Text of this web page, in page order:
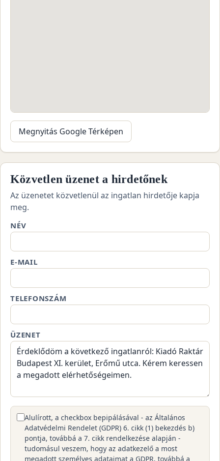
Megnyitás Google Térképen
Közvetlen üzenet a hirdetőnek
Az üzenetet közvetlenül az ingatlan hirdetője kapja
meg.
NÉV
E-MAIL
TELEFONSZÁM
ÜZENET
Alulírott, a checkbox bepipálásával - az Általános
Adatvédelmi Rendelet (GDPR) 6. cikk (1) bekezdés b)
pontja, továbbá a 7. cikk rendelkezése alapján -
tudomásul veszem, hogy az adatkezelő a most
megadott személyes adataimat a GDPR, továbbá a